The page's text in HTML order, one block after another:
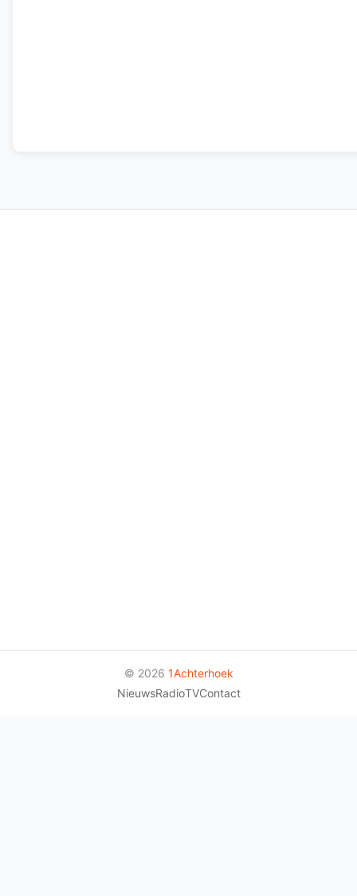
© 2026 1Achterhoek
NieuwsRadioTVContact